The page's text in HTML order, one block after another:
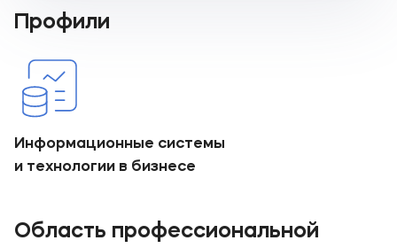
Профили
Информационные системы
и технологии в бизнесе
Область профессиональной